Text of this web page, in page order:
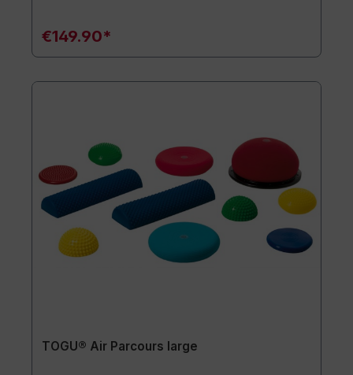
€149.90*
TOGU® Air Parcours large